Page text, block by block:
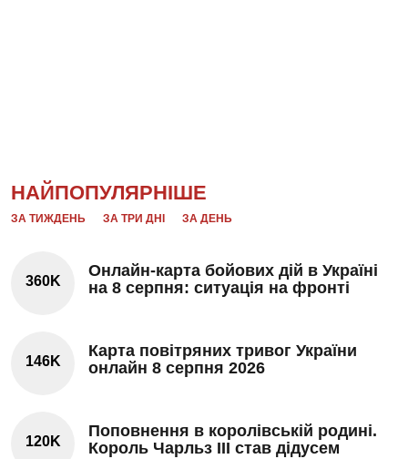
НАЙПОПУЛЯРНІШЕ
ЗА ТИЖДЕНЬ ЗА ТРИ ДНІ ЗА ДЕНЬ
360K
Онлайн-карта бойових дій в Україні
на 8 серпня: ситуація на фронті
146K
Карта повітряних тривог України
онлайн 8 серпня 2026
120K
Поповнення в королівській родині.
Король Чарльз III став дідусем